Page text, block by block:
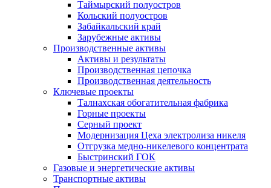
Таймырский полуостров
Кольский полуостров
Забайкальский край
Зарубежные активы
Производственные активы
Активы и результаты
Производственная цепочка
Производственная деятельность
Ключевые проекты
Талнахская обогатительная фабрика
Горные проекты
Серный проект
Модернизация Цеха электролиза никеля
Отгрузка медно-никелевого концентрата
Быстринский ГОК
Газовые и энергетические активы
Транспортные активы